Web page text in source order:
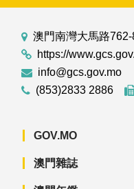
澳門南灣大馬路
https://
info@gcs.gov.mo
(853)2833 2886
GOV.MO
澳門雜誌